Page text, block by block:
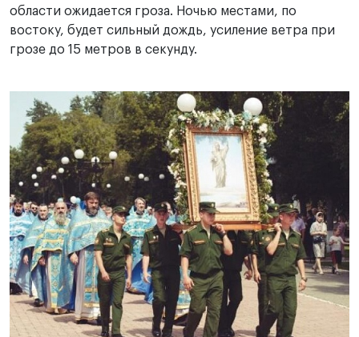
области ожидается гроза. Ночью местами, по
востоку, будет сильный дождь, усиление ветра при
грозе до 15 метров в секунду.